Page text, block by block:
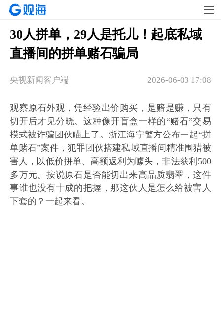
30人拼单，29人是托儿！起底私域
直播间的拼单赌石骗局
2026-06-03 17:08
央视新闻客户端
观察原石外观，凭经验出价购买，是赔是赚，只有
切开后才见分晓。这种像开盲盒一样的“赌石”交易
模式被诈骗团伙瞄上了。浙江海宁警方公布一起“拼
单赌石”案件，犯罪团伙搭建私域直播间精准围猎被
害人，以低价拼单、高额返利为噱头，非法获利500
多万元。按说原石是否能切出来高品质翡翠，这件
事谁也没有十成的把握，那这伙人是怎么给被害人
下套的？一起来看。